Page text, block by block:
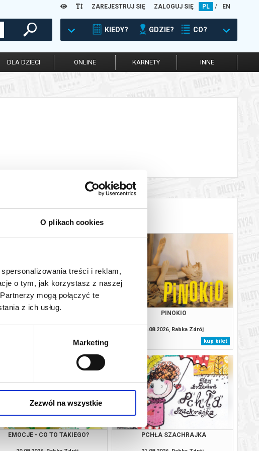
O plikach cookies
spersonalizowania treści i reklam,
o tym, jak korzystasz z naszej
mogą połączyć te
z ich usług.
Marketing
Zezwól na wszystkie
ZAREJESTRUJ SIĘ ZALOGUJ SIĘ PL / EN
KIEDY? GDZIE? CO?
DLA DZIECI ONLINE KARNETY INNE
OTO RABCIO!
kup bilet
PINOKIO
14.08.2026, Rabka Zdrój
kup bilet
EMOCJE - CO TO TAKIEGO? PCHŁA SZACHRAJKA